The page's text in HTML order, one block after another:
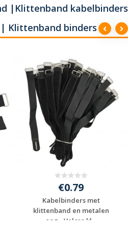
|Klittenband kabelbinders
Klittenband binders
€0.79
Kabelbinders met
klittenband en metalen
oog - Velcro kl...